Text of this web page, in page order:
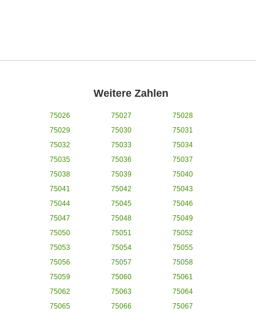
Weitere Zahlen
75026 75027
75028
75029
75030
75031
75032
75033
75034
75035
75036
75037
75038
75039
75040
75041
75042
75043
75044
75045
75046
75047
75048
75049
75050
75051
75052
75053
75054
75055
75056
75057
75058
75059
75060
75061
75062
75063
75064
75065
75066
75067